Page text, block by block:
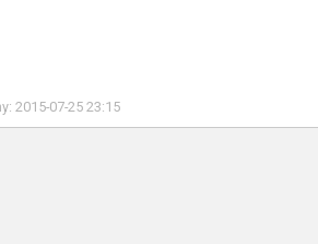
2015-07-25 23:15